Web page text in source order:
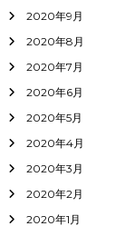
2020年9月
2020年8月
2020年7月
2020年6月
2020年5月
2020年4月
2020年3月
2020年2月
2020年1月